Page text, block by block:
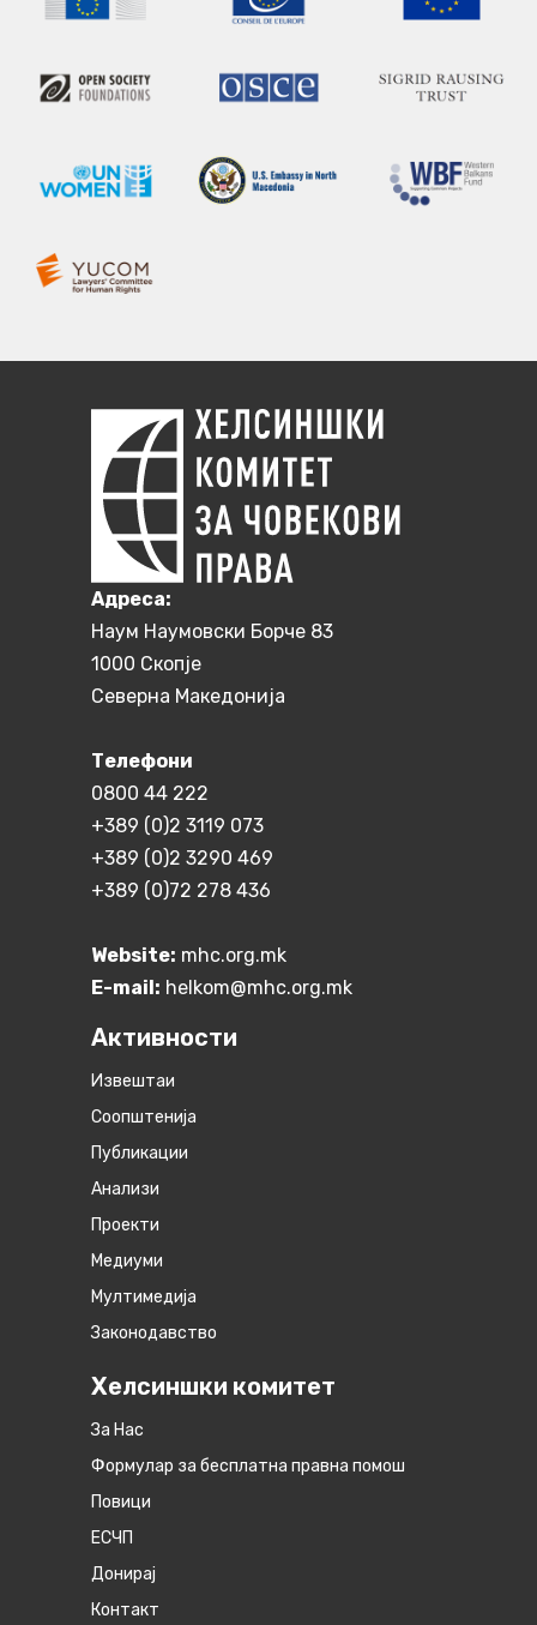
Aдреса:
Наум Наумовски Борче 83
1000 Скопје
Северна Македонија
Телефони
0800 44 222
+389 (0)2 3119 073
+389 (0)2 3290 469
+389 (0)72 278 436
Website: mhc.org.mk
E-mail: helkom@mhc.org.mk
Активности
Извештаи
Соопштенија
Публикации
Анализи
Проекти
Медиуми
Мултимедија
Законодавство
Хелсиншки комитет
За Нас
Формулар за бесплатна правна помош
Повици
ЕСЧП
Донирај
Контакт